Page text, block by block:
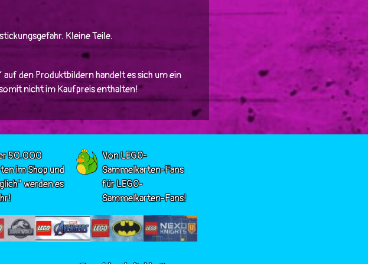
Kleine Teile.
auf den Produktbildern handelt es sich um ein
nicht im Kaufpreis enthalten!
50.000
im Shop und
werden es
Von LEGO-
Sammelkarten-Fans
für LEGO-
Sammelkarten-Fans!